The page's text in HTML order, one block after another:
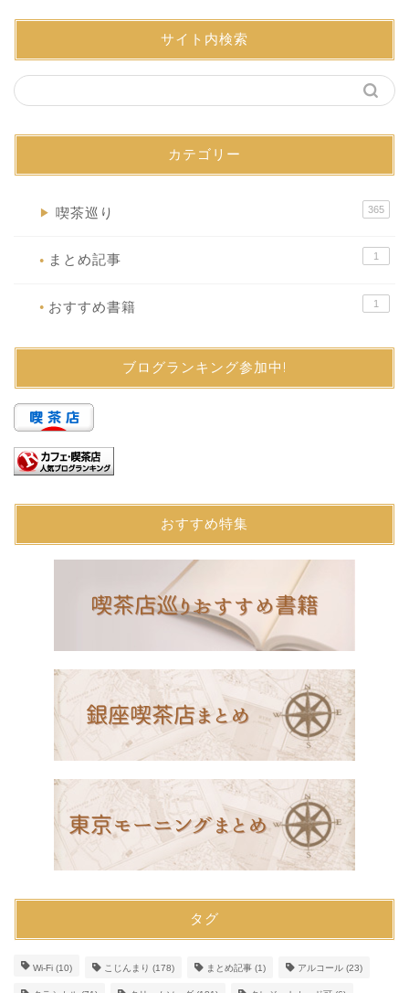
サイト内検索
カテゴリー
▶ 喫茶巡り 365
● まとめ記事 1
● おすすめ書籍 1
ブログランキング参加中!
おすすめ特集
タグ
Wi-Fi (10) こじんまり (178) まとめ記事 (1) アルコール (23)